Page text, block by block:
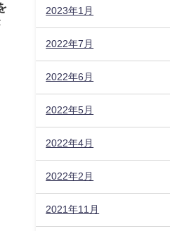
2023年1月
2022年7月
2022年6月
2022年5月
2022年4月
2022年2月
2021年11月